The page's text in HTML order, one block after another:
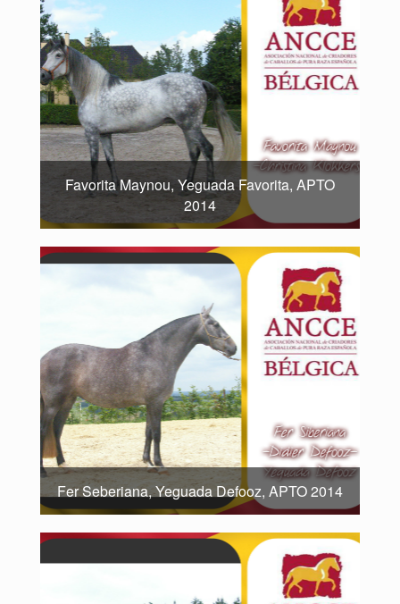
Favorita Maynou, Yeguada Favorita, APTO
2014
Fer Seberiana, Yeguada Defooz, APTO 2014